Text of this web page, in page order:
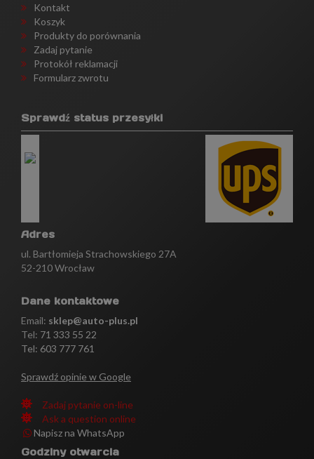
Kontakt
Koszyk
Produkty do porównania
Zadaj pytanie
Protokół reklamacji
Formularz zwrotu
Sprawdź status przesyłki
Adres
ul. Bartłomieja Strachowskiego 27A
52-210 Wrocław
Dane kontaktowe
Email: sklep@auto-plus.pl
Tel: 71 333 55 22
Tel: 603 777 761
Sprawdź opinie w Google
Zadaj pytanie on-line
Ask a question online
Napisz na WhatsApp
Godziny otwarcia